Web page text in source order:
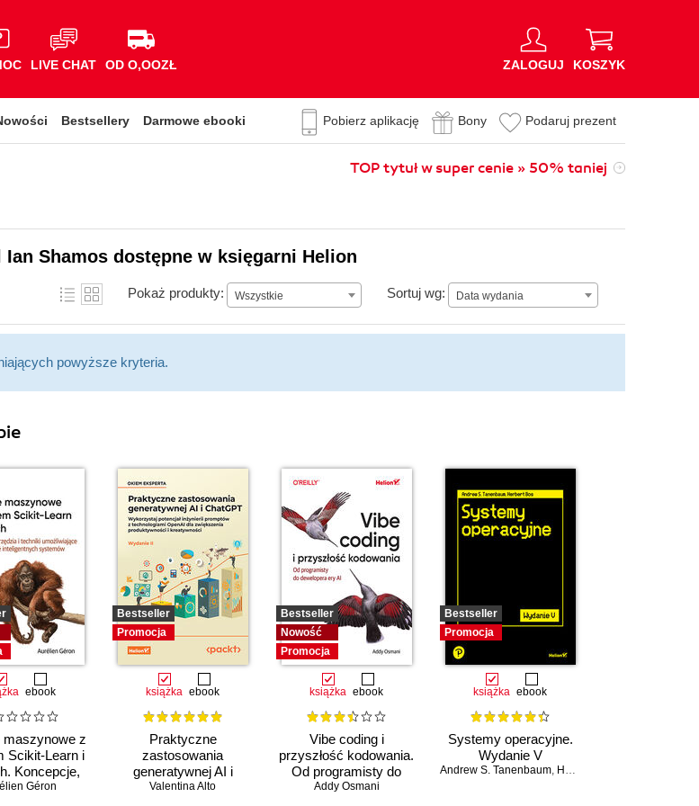
LIVE CHAT OD O,OOZŁ ZALOGUJ KOSZYK
Bestsellery Darmowe ebooki Pobierz aplikację Bony Podaruj prezent
TOP tytuł w super cenie » 50% taniej
Ian Shamos dostępne w księgarni Helion
Pokaż produkty: Wszystkie Sortuj wg: Data wydania
Data wydania
powyższe kryteria.
ebook
maszynowe z
Scikit-Learn i
Koncepcje,
i techniki
Géron
Bestseller
Promocja
książka ebook
Praktyczne
zastosowania
generatywnej AI i
ChatGPT. Wykorzystaj
Valentina Alto
Bestseller
Nowość
Promocja
książka ebook
Vibe coding i
przyszłość kodowania.
Od programisty do
dewelopera ery AI
Addy Osmani
Bestseller
Promocja
książka ebook
Systemy operacyjne.
Wydanie V
Andrew S. Tanenbaum, Herbert Bos